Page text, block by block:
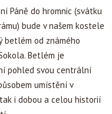
Páně do hromnic (svátku
bude v našem kostele
betlém od známého
Betlém je
pohled svou centrální
umístění v
i dobou a celou historií